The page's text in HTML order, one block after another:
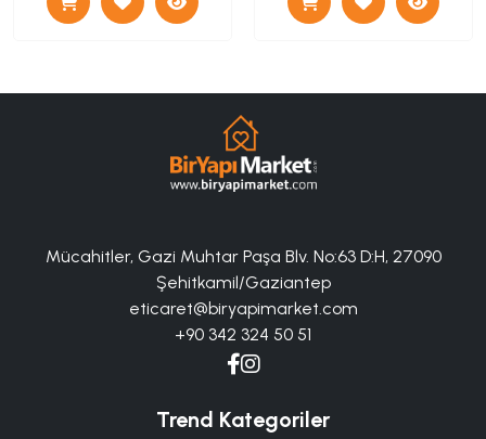
Mücahitler, Gazi Muhtar Paşa Blv. No:63 D:H, 27090
Şehitkamil/Gaziantep
eticaret@biryapimarket.com
+90 342 324 50 51
Trend Kategoriler